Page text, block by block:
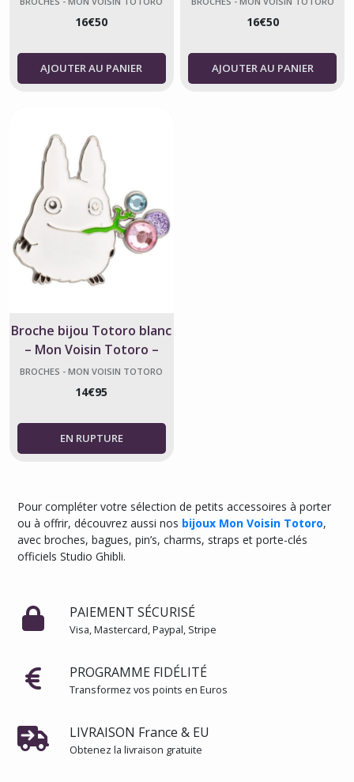
16€50
AJOUTER AU PANIER
16€50
AJOUTER AU PANIER
Broche bijou Totoro blanc
– Mon Voisin Totoro –
Studio Ghibli
BROCHES - MON VOISIN TOTORO
14€95
Pour compléter votre sélection de petits accessoires à porter
ou à offrir, découvrez aussi nos bijoux Mon Voisin Totoro,
avec broches, bagues, pin’s, charms, straps et porte-clés
officiels Studio Ghibli.
PAIEMENT SÉCURISÉ
Visa, Mastercard, Paypal, Stripe
PROGRAMME FIDÉLITÉ
Transformez vos points en Euros
LIVRAISON France & EU
Obtenez la livraison gratuite